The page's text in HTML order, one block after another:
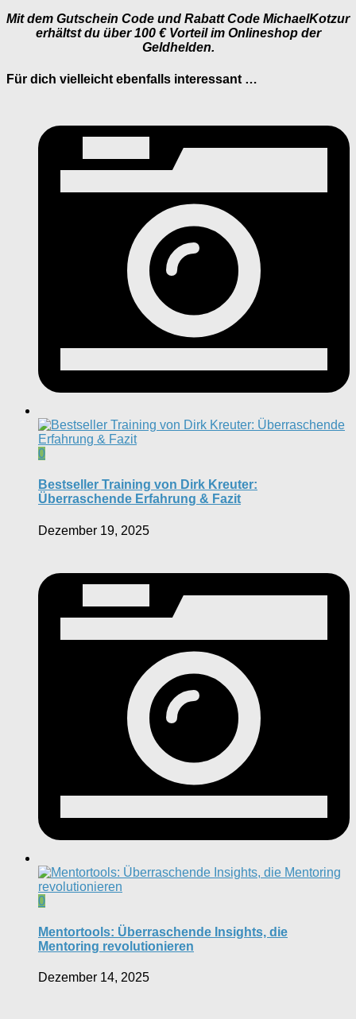
Mit dem Gutschein Code und Rabatt Code MichaelKotzur
erhältst du über 100 € Vorteil im Onlineshop der
Geldhelden.
Für dich vielleicht ebenfalls interessant …
0
Bestseller Training von Dirk Kreuter:
Überraschende Erfahrung & Fazit
Dezember 19, 2025
0
Mentortools: Überraschende Insights, die
Mentoring revolutionieren
Dezember 14, 2025